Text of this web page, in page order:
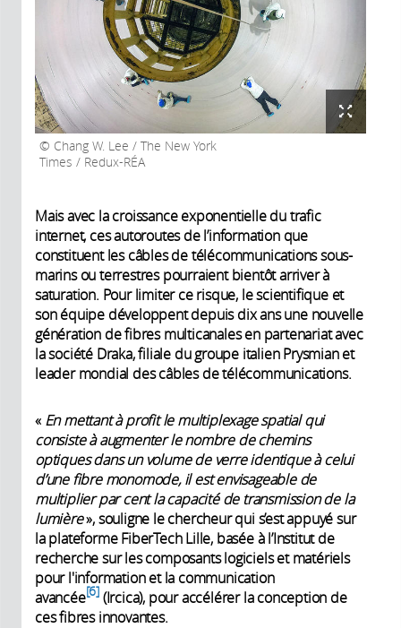
Chang W. Lee / The New York
Times / Redux-RÉA
Mais avec la croissance exponentielle du trafic
internet, ces autoroutes de l’information que
constituent les câbles de télécommunications sous-
marins ou terrestres pourraient bientôt arriver à
saturation. Pour limiter ce risque, le scientifique et
son équipe développent depuis dix ans une nouvelle
génération de fibres multicanales en partenariat avec
la société Draka, filiale du groupe italien Prysmian et
leader mondial des câbles de télécommunications.
« En mettant à profit le multiplexage spatial qui
consiste à augmenter le nombre de chemins
optiques dans un volume de verre identique à celui
d’une fibre monomode, il est envisageable de
multiplier par cent la capacité de transmission de la
lumière», souligne le chercheur qui s’est appuyé sur
la plateforme FiberTech Lille, basée à l’Institut de
recherche sur les composants logiciels et matériels
pour l'information et la communication
avancée 6 (Ircica), pour accélérer la conception de
ces fibres innovantes.